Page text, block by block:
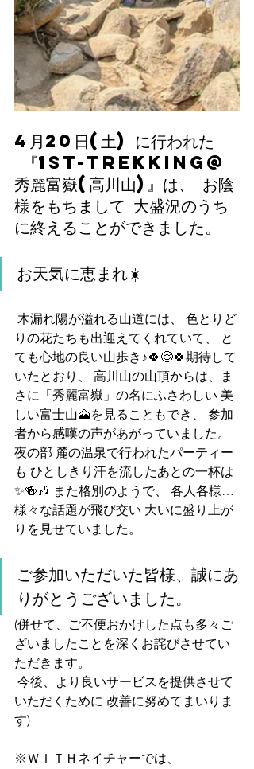
4月20日(土) に行われた
秀麗富嶽(高川山)』は、 お陰
様をもちまして 大盛況のうち
に終えることができました。
お天気に恵まれ☀️
りの花たちも出迎えてくれていて、 と
ても心地の良い山歩き♪🍀😌🍀期待して
いたとおり、 高川山の山頂からは、ま
さに「秀麗富嶽」の名にふさわしい 美
しい富士山🗻を見ることもでき、 参加
者から感嘆の声があがっていました。
夜の部 麓の温泉で行われたパーティー
も ひとしきり汗を流したあとの一杯は
✨🍻🎶 また格別のようで、 各人各様…
様々な話題が飛び交い 大いに盛り上が
りを見せていました。
ご参加いただいた皆様、誠にあ
りがとうございました。
(併せて、ご不便おかけした点も多々ご
ざいましたことを深くお詫びさせてい
ただきます。
いただくために 改善に努めてまいりま
す)
※ＷＩＴＨネイチャーでは、